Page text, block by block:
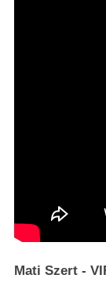
Mati Szert -